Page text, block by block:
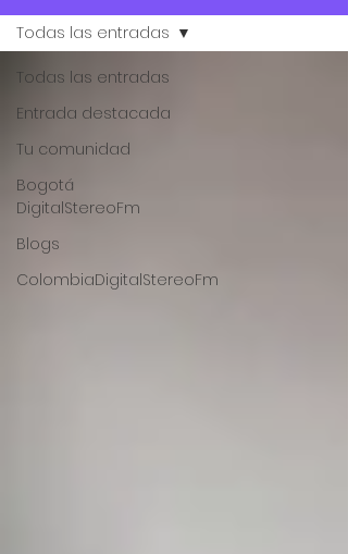
Todas las entradas
Entrada destacada
Tu comunidad
Bogotá
DigitalStereoFm
Blogs
ColombiaDigitalStereoFm
Todas las entradas